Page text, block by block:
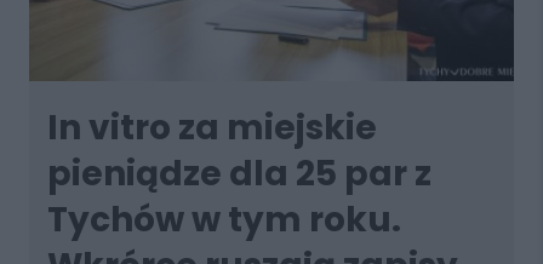
In vitro za miejskie
pieniądze dla 25 par z
Tychów w tym roku.